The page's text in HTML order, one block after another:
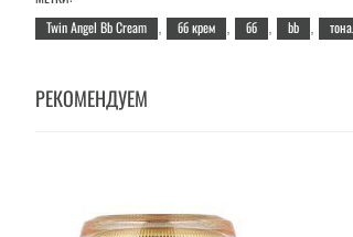
лицо, равномерно распределив его
Twin Angel Bb Cream
бб крем бб bb
РЕКОМЕНДУЕМ